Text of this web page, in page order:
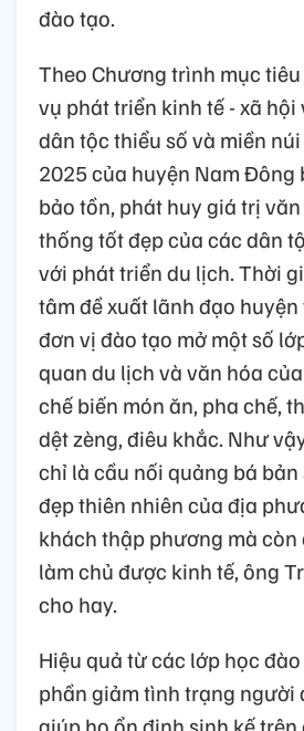
đào tạo.
Theo Chương trình mục
vụ phát triển kinh tế - xã
dân tộc thiểu số và miền
2025 của huyện Nam Đông
bảo tồn, phát huy giá trị
thống tốt đẹp của các dân
với phát triển du lịch. Thời
tâm đề xuất lãnh đạo
đơn vị đào tạo mở một số
quan du lịch và văn hóa
chế biến món ăn, pha chế,
dệt zèng, điêu khắc. Như
chỉ là cầu nối quảng bá
đẹp thiên nhiên của địa
khách thập phương mà còn
làm chủ được kinh tế, ông
cho hay.
Hiệu quả từ các lớp học
phần giảm tình trạng người
giúp họ ổn định sinh kế